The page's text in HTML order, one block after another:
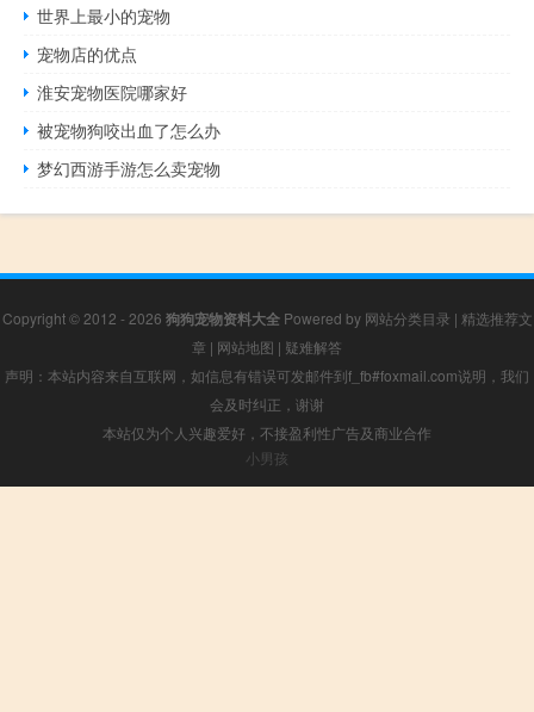
世界上最小的宠物
宠物店的优点
淮安宠物医院哪家好
被宠物狗咬出血了怎么办
梦幻西游手游怎么卖宠物
Copyright © 2012 - 2026 狗狗宠物资料大全Powered by 网站分类目录 | 精选推荐文
章 | 网站地图 | 疑难解答
声明：本站内容来自互联网，如信息有错误可发邮件到f_fb#foxmail.com说明，我们
会及时纠正，谢谢
本站仅为个人兴趣爱好，不接盈利性广告及商业合作
小男孩